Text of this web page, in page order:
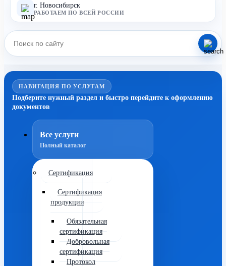
г. Новосибирск
РАБОТАЕМ ПО ВСЕЙ РОССИИ
НАВИГАЦИЯ ПО УСЛУГАМ
Подберите нужный раздел и быстро перейдите к оформлению
документов
Все услуги
Полный каталог
Сертификация
Сертификация
продукции
Обязательная
сертификация
Добровольная
сертификация
Протокол